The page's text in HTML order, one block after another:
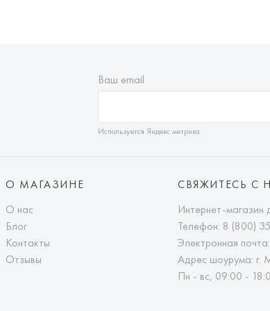
Ваш email
Используется Яндекс метрика
О МАГАЗИНЕ
О нас
Блог
Контакты
Отзывы
СВЯЖИТЕСЬ С
Интернет-магазин
Телефон: 8 (800)
Электронная почта:
Адрес шоурума: г.
Пн - вс, 09:00 -